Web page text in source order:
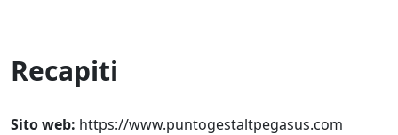
Recapiti
Sito web: https://www.puntogestaltpegasus.com